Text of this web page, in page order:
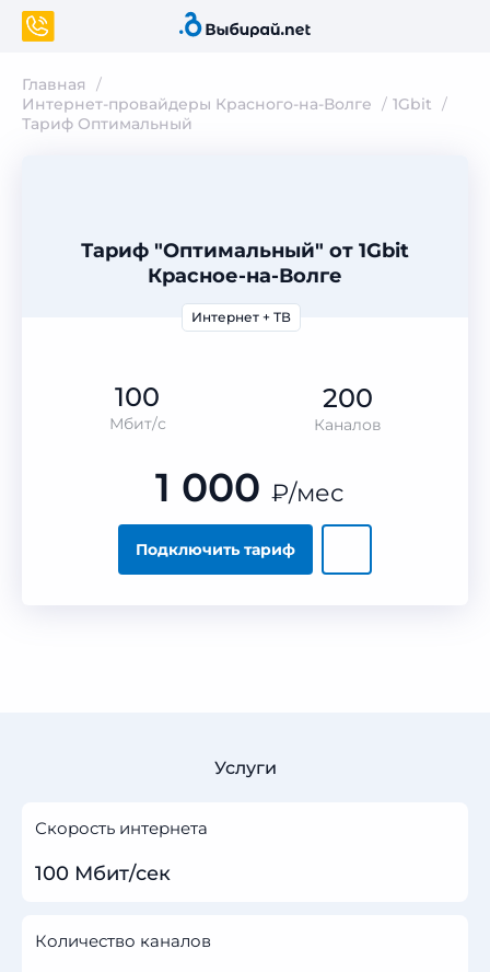
Главная
Интернет-провайдеры Красного-на-Волге
1Gbit
Тариф Оптимальный
Тариф "Оптимальный" от 1Gbit
Красное-на-Волге
Интернет + ТВ
100
Мбит/с
200
Каналов
Подключить тариф
1 000 ₽/мес
Услуги
Скорость интернета
100 Мбит/сек
Количество каналов